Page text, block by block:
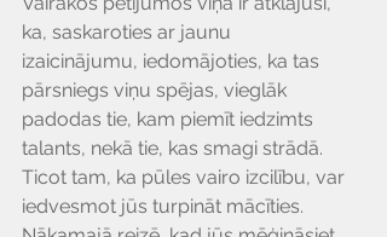
ka, saskaroties ar jaunu
izaicinājumu, iedomājoties, ka tas
pārsniegs viņu spējas, vieglāk
padodas tie, kam piemīt iedzimts
talants, nekā tie, kas smagi strādā.
Ticot tam, ka pūles vairo izcilību, var
iedvesmot jūs turpināt mācīties.